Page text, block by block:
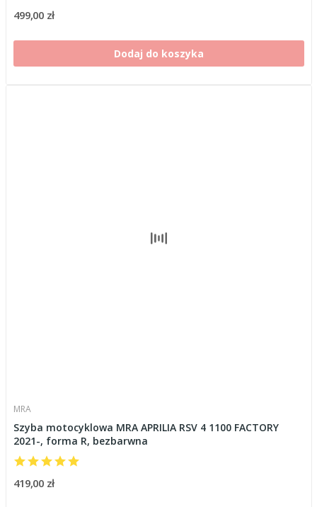
499,00 zł
Dodaj do koszyka
MRA
Szyba motocyklowa MRA APRILIA RSV 4 1100 FACTORY
2021-, forma R, bezbarwna
419,00 zł